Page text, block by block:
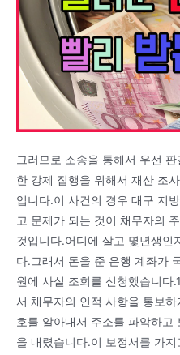
그러므로 소송을 통해서 우선
한 강제 집행을 위해서 재산 조
입니다.이 사건의 경우 대구 지
고 문제가 되는 것이 채무자의
것입니다.어디에 살고 몇년생인
다.그래서 돈을 준 은행 계좌가
원에 사실 조회를 신청했습니다
서 채무자의 인적 사항을 통보
호를 알아내서 주소를 파악하고
을 내렸습니다.이 보정서를 가